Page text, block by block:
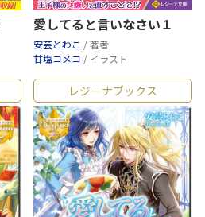
愛してると言いなさい１
安芸とわこ / 著者
甘塩コメコ / イラスト
レジーナブックス